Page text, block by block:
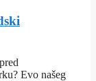
Evo našeg